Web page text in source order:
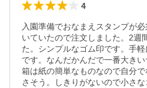
4
入園準備でおなまえスタンプが
いていたので注文しました。2週
た。シンプルなゴム印です。手
です。なんだかんだで一番大きい
箱は紙の簡単なものなので自分
さそう。しきりがないので小さ